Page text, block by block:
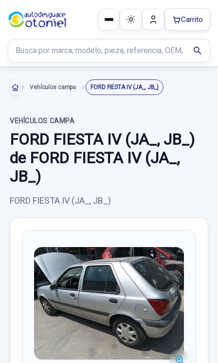
Buscar productos
search
Carrito
Vehículos campa FORD FIESTA IV (JA_, JB_)
VEHÍCULOS CAMPA
FORD FIESTA IV (JA_, JB_)
de FORD FIESTA IV (JA_,
JB_)
FORD FIESTA IV (JA_, JB_)